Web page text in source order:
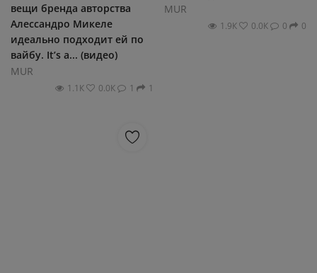
вещи бренда авторства
Алессандро Микеле
идеально подходит ей по
вайбу. It’s a... (видео)
MUR
1.1К 0.0К 1 1
MUR
1.9К 0.0К 0 0